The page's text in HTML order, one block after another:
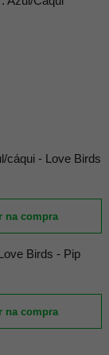
cáqui - Love Birds
na compra
Birds - Pip
na compra